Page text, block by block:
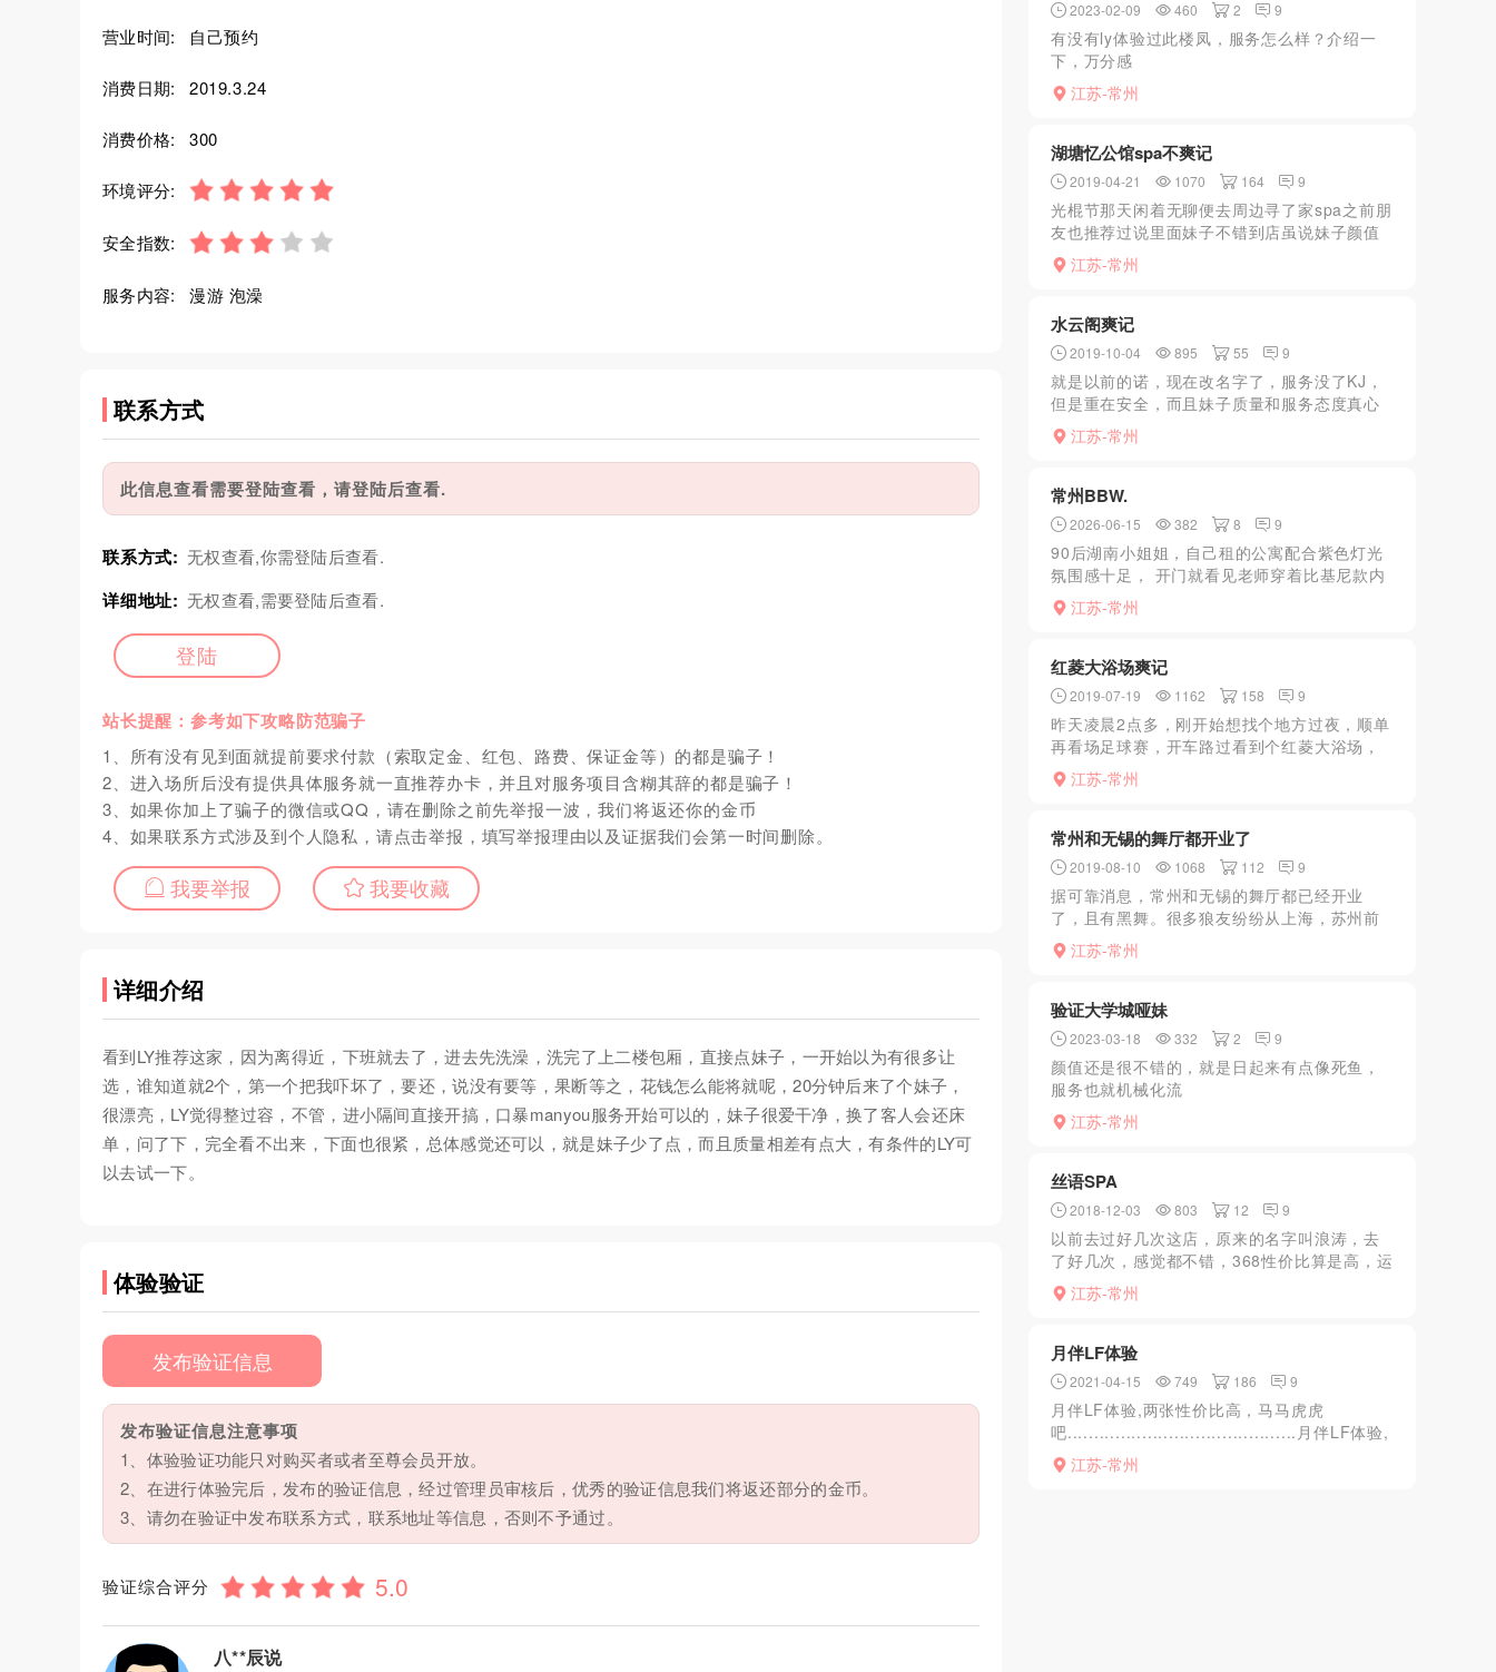
营业时间: 自己预约
消费日期: 2019.3.24
消费价格: 300
环境评分:
安全指数:
服务内容: 漫游 泡澡
联系方式
此信息查看需要登陆查看，请登陆后查看.
联系方式: 无权查看,你需登陆后查看.
详细地址: 无权查看,需要登陆后查看.
登陆
站长提醒：参考如下攻略防范骗子
1、所有没有见到面就提前要求付款（索取定金、红包、路费、保证金等）的都是骗子！
2、进入场所后没有提供具体服务就一直推荐办卡，并且对服务项目含糊其辞的都是骗子！
3、如果你加上了骗子的微信或QQ，请在删除之前先举报一波，我们将返还你的金币
4、如果联系方式涉及到个人隐私，请点击举报，填写举报理由以及证据我们会第一时间删除。
我要举报 我要收藏
详细介绍
看到LY推荐这家，因为离得近，下班就去了，进去先洗澡，洗完了上二楼包厢，直接点妹子，一开始以为有很多让
选，谁知道就2个，第一个把我吓坏了，要还，说没有要等，果断等之，花钱怎么能将就呢，20分钟后来了个妹子，
很漂亮，LY觉得整过容，不管，进小隔间直接开搞，口暴manyou服务开始可以的，妹子很爱干净，换了客人会还床
单，问了下，完全看不出来，下面也很紧，总体感觉还可以，就是妹子少了点，而且质量相差有点大，有条件的LY可
以去试一下。
体验验证
发布验证信息
发布验证信息注意事项
1、体验验证功能只对购买者或者至尊会员开放。
2、在进行体验完后，发布的验证信息，经过管理员审核后，优秀的验证信息我们将返还部分的金币。
3、请勿在验证中发布联系方式，联系地址等信息，否则不予通过。
验证综合评分
八**辰说
2023-02-09 460 2 9
有没有ly体验过此楼凤，服务怎么样？介绍一
下，万分感
谢！.................................................................
江苏-常州
湖塘忆公馆spa不爽记
2019-04-21 1070 164 9
光棍节那天闲着无聊便去周边寻了家spa之前朋
友也推荐过说里面妹子不错到店虽说妹子颜值
尚可但是就是服务太差小妹不知是经验不足还
是怎样有好多项目没做就只做了一个manyou和
江苏-常州
水云阁爽记
2019-10-04 895 55 9
就是以前的诺，现在改名字了，服务没了KJ，
但是重在安全，而且妹子质量和服务态度真心
没话说。这次体验的90，那个胸是我目前看到
过最大的，而且形状手感也很好，强烈推荐。
江苏-常州
常州BBW.
2026-06-15 382 8 9
90后湖南小姐姐，自己租的公寓配合紫色灯光
氛围感十足， 开门就看见老师穿着比基尼款内
衣勾勒出E杯大奶，小狼我是胸控，根本受不了
这刺激，立马扑进老师的怀里舔着大奶，皮肤
江苏-常州
红菱大浴场爽记
2019-07-19 1162 158 9
昨天凌晨2点多，刚开始想找个地方过夜，顺单
再看场足球赛，开车路过看到个红菱大浴场，
没有大活，兴致冲冲的洗个澡，在房间等待js的
到来，这个时候只有2个人，自我感觉颜值60
江苏-常州
常州和无锡的舞厅都开业了
2019-08-10 1068 112 9
据可靠消息，常州和无锡的舞厅都已经开业
了，且有黑舞。很多狼友纷纷从上海，苏州前
往。听说高铁的车票都搞的很紧缺。浙江桐乡
的大富豪上个月关了几天。今天3号也开业了。
江苏-常州
验证大学城哑妹
2023-03-18 332 2 9
颜值还是很不错的，就是日起来有点像死鱼，
服务也就机械化流
程。.........................................................
江苏-常州
丝语SPA
2018-12-03 803 12 9
以前去过好几次这店，原来的名字叫浪涛，去
了好几次，感觉都不错，368性价比算是高，运
气好碰上某个JS愿意你就能啪一下，中间曾改
名江南，可能是换老板了，就没去过。目前，
江苏-常州
月伴LF体验
2021-04-15 749 186 9
月伴LF体验,两张性价比高，马马虎虎
吧...........................................月伴LF体验,
两张性价比高，马马虎虎吧
江苏-常州